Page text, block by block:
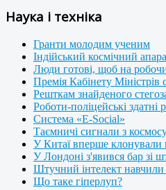
Наука і техніка
Гранти молодим ученим
Індійський космічний
Люди готові, щоб на
Премія Кабінету
Решткам знайденого
Роботи-поліцейські здатні
Система «E-Social»
Таємничі сигнали з
У Китаї вперше клонували
У Лондоні з'явився бар зі
Штучний інтелект
Що таке гіперлуп?